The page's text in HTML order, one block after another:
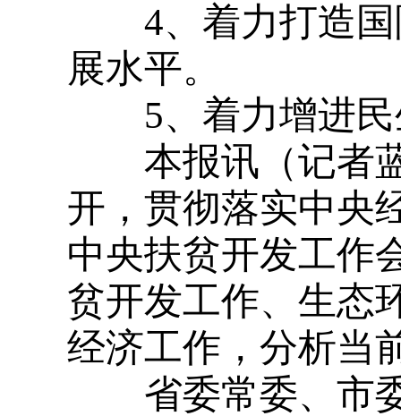
4、着力打造
展水平。
5、着力增进
本报讯（记者蓝
开，贯彻落实中央
中央扶贫开发工作
贫开发工作、生态
经济工作，分析当
省委常委、市委